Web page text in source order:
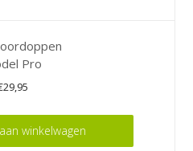
Pro
29,95
winkelwagen